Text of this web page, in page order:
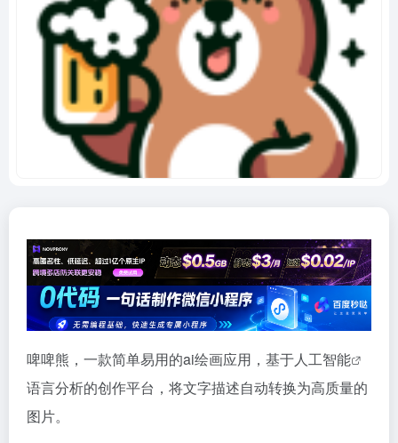
啤啤熊，一款简单易用的ai绘画应用，基于人工智能
语言分析的创作平台，将文字描述自动转换为高质量的
图片。